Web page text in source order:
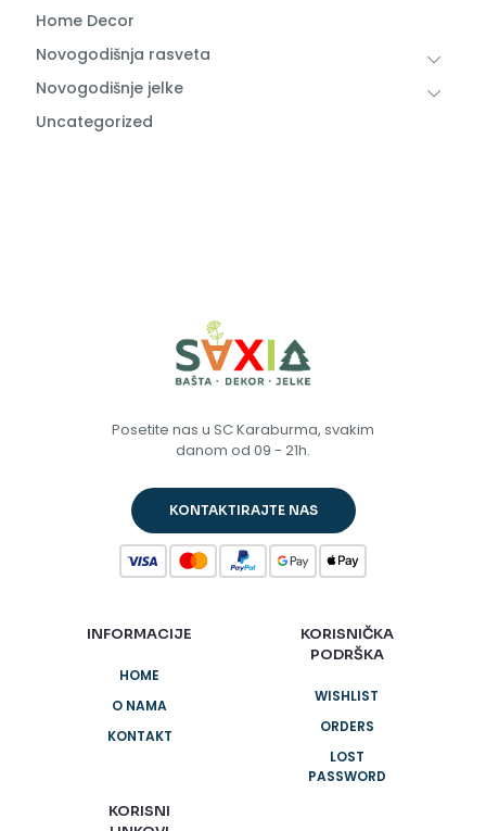
Home Decor
Novogodišnja rasveta
Novogodišnje jelke
Uncategorized
Posetite nas u SC Karaburma, svakim
danom od 09 - 21h.
KONTAKTIRAJTE NAS
INFORMACIJE
HOME
O NAMA
KONTAKT
KORISNI
KORISNIČKA
PODRŠKA
WISHLIST
ORDERS
LOST
PASSWORD